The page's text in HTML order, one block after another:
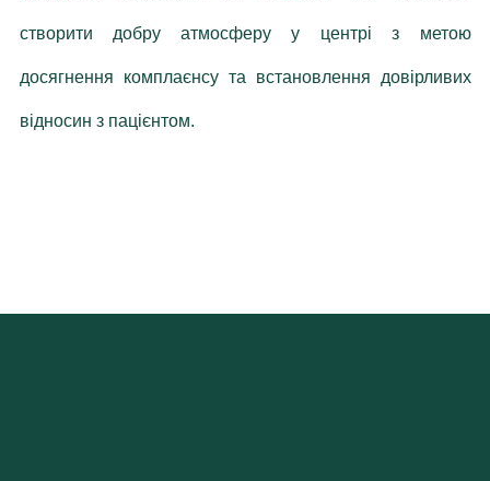
створити добру атмосферу у центрі з метою
досягнення комплаєнсу та встановлення довірливих
відносин з пацієнтом.